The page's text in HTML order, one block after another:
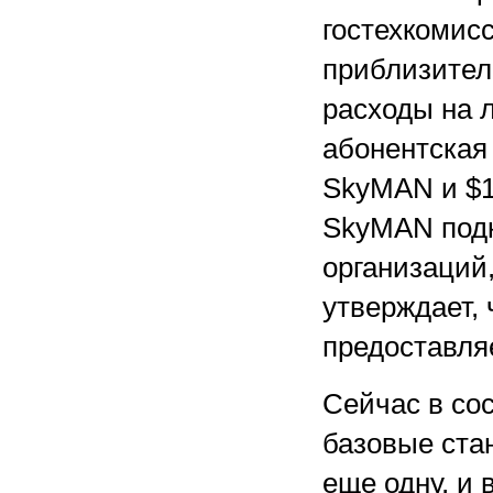
расходы на
SkyMAN и
SkyMAN
утверждает,
Сейчас в
базовые
еще одну, и